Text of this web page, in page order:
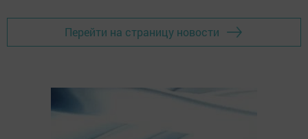
Перейти на страницу новости